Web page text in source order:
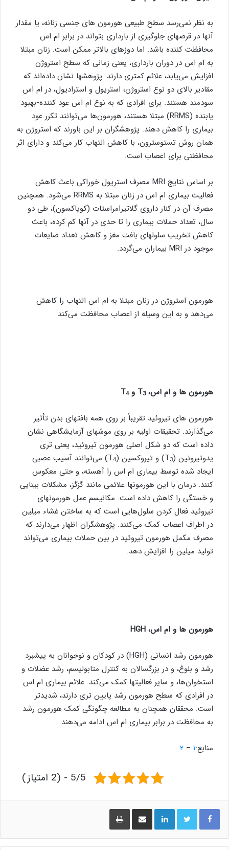
به نظر نمی‌رسد سطح طبیعی هورمون های جنسی زنانه، یا مقدار
آنها در قرصهای جلوگیری از بارداری بتواند در برابر ام اس
محافظت کننده باشد. اما دوزهای بالاتر ممکن است. زنان مبتلا
به ام اس در دوران بارداری، یعنی زمانی که سطح استروژن
افزایش می‌یابد، علائم کمتری دارند. پژوهشها نشان داده‌اند که
مقادیر بالای دو نوع استروژن، استریول و استرادیول، در ام اس
سودمند هستند. برای افرادی که به نوع ام اس عود کننده-بهبود
یابنده (RRMS) مبتلا هستند، هورمون‌ها می‌توانند تکرر عود
بیماری را کاهش دهند. پژوهشگران بر این باورند که استروژن به
همان روش تستوسترون، با کاهش التهاب کار می‌کند و دارای اثر
محافظتی برای اعصاب است.
بر اساس نتایج MRI مصرف استریول خوراکی باعث کاهش
فعالیت بیماری ام اس در زنان مبتلا به RRMS می‌شود. همچنین
مصرف آن در کنار داروی گلاتیرامراستات (کوپاکسون)، طی دو
سال، تعداد حملات بیماری را تا حدی در آنها کم کرده، باعث
کاهش تخریب سلولهای بافت مغز و کاهش تعداد ضایعات
موجود در MRI بیماران می‌گردد.
هورمون استروژن در زنان مبتلا به ام اس التهاب را کاهش
می‌دهد و به این وسیله از اعصاب محافظت می‌کند
هورمون ها و ام اس، T3 و T4
هورمون های تیروئید تقریباً بر روی همه بافتهای بدن تأثیر
می‌گذارند. تحقیقات اولیه بر روی موشهای آزمایشگاهی نشان
داده است که دو شکل اصلی هورمون تیروئید، یعنی تری
یدوتیرونین (T3 ) و تیروکسین (T4
) می‌توانند آسیب عصبی
ایجاد شده توسط بیماری ام اس را آهسته، و حتی معکوس
کنند. درمان با این هورمونها علائمی مانند گزگز، مشکلات بینایی
و خستگی را کاهش داده است. مکانیسم عمل هورمونهای
تیروئید فعال کردن سلول‌هایی است که به ساختن غشاء میلین
در اطراف اعصاب کمک می‌کنند. پژوهشگران اظهار می‌دارند که
مصرف مکمل هورمون تیروئید در بین حملات بیماری می‌تواند
تولید میلین را افزایش دهد.
هورمون ها و ام اس، HGH
هورمون رشد انسانی (HGH) در کودکان و نوجوانان به پیشبرد
رشد و بلوغ، و در بزرگسالان به کنترل متابولیسم، رشد عضلات و
استخوان‌ها، و سایر فعالیتها کمک می‌کند. علائم بیماری ام اس
در افرادی که سطح هورمون رشد پایین تری دارند، شدیدتر
است. محققان همچنان به مطالعه چگونگی کمک هورمون رشد
به محافظت در برابر بیماری ام اس ادامه می‌دهند.
منابع:‌۱ – ۲
5/5 - (2 امتیاز)
لینکدیناشتراک گذاری از طریق ایمیل چاپ